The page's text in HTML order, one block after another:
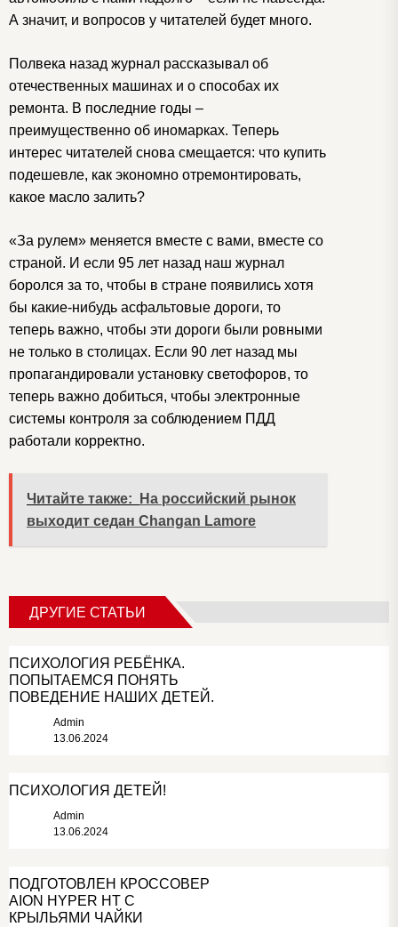
А значит, и вопросов у читателей будет много.
Полвека назад журнал рассказывал об
отечественных машинах и о способах их
ремонта. В последние годы –
преимущественно об иномарках. Теперь
интерес читателей снова смещается: что купить
подешевле, как экономно отремонтировать,
какое масло залить?
«За рулем» меняется вместе с вами, вместе со
страной. И если 95 лет назад наш журнал
боролся за то, чтобы в стране появились хотя
бы какие-нибудь асфальтовые дороги, то
теперь важно, чтобы эти дороги были ровными
не только в столицах. Если 90 лет назад мы
пропагандировали установку светофоров, то
теперь важно добиться, чтобы электронные
системы контроля за соблюдением ПДД
работали корректно.
Читайте также:
На российский рынок
выходит седан Changan Lamore
ДРУГИЕ СТАТЬИ
ПСИХОЛОГИЯ РЕБЁНКА.
ПОПЫТАЕМСЯ ПОНЯТЬ
ПОВЕДЕНИЕ НАШИХ ДЕТЕЙ.
Admin
13.06.2024
ПСИХОЛОГИЯ ДЕТЕЙ!
Admin
13.06.2024
ПОДГОТОВЛЕН КРОССОВЕР
AION HYPER HT С
КРЫЛЬЯМИ ЧАЙКИ